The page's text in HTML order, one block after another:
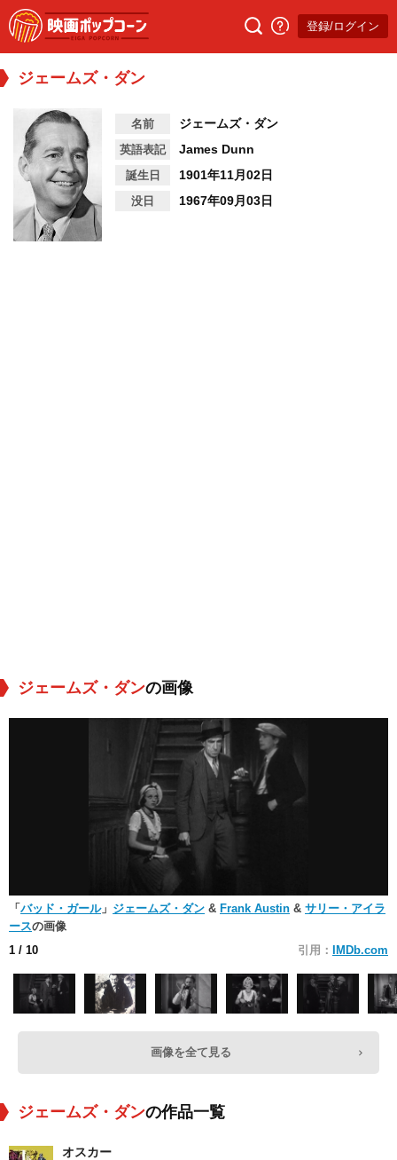
登録/ログイン
ジェームズ・ダン
名前 ジェームズ・ダン
英語表記 James Dunn
誕生日 1901年11月02日
没日 1967年09月03日
ジェームズ・ダンの画像
「 バッド・ガール」 ジェームズ・ダン & Frank Austin & サリー・アイラ
ースの画像
1 / 10 引用： IMDb.com
画像を全て見る
ジェームズ・ダンの作品一覧
オスカー